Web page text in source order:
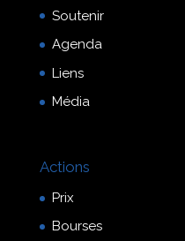
Soutenir
Agenda
Liens
Média
Actions
Prix
Bourses